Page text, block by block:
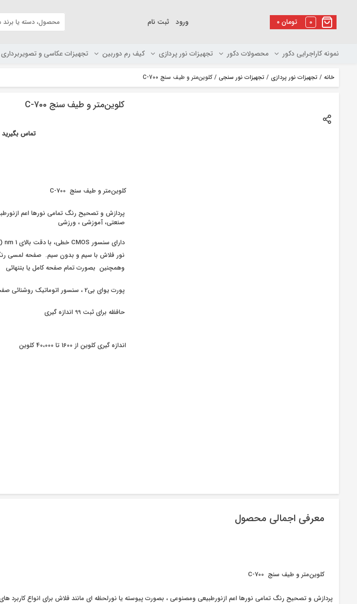
۰تومان 0 ورود ثبت نام
نمونه کاراجرایی دکور محصولات دکور تجهیزات نور پردازی کیف رم دوربین تجهیزات عکاسی و تصویربرداری
خانه / تجهیزات نور پردازی / تجهیزات نور سنجی / کلوین‌‌متر و طیف سنج C-700
کلوین‌‌متر و طیف سنج C-700
تماس بگیرید
کلوین‌‌متر و طیف سنج C-700
پردازش و تصحیح رنگ تمامی نورها اعم
صنعتی، آموزشی ، ورزشی
نور فلاش با سیم و بدون سیم. صفحه لمسی
وهمچنین بصورت تمام صفحه کامل یا بتنهائی
پورت یوای بی2 ، سنسور اتوماتیک روشنائی صفحه
حافظه برای ثبت 99 اندازه گیری
اندازه گیری کلوین از 1600 تا 40،000 کلوین
معرفی اجمالی محصول
کلوین‌‌متر و طیف سنج C-700
پردازش و تصحیح رنگ تمامی نورها اعم ازنورطبیعی ومصنوعی ، بصورت پیوسته یا نورلحظه ای مانند فلاش برای انواع